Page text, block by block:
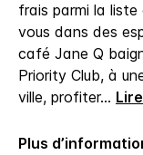
frais parmi la
vous dans des
café Jane Q
Priority Club, à
ville, profiter...
Plus